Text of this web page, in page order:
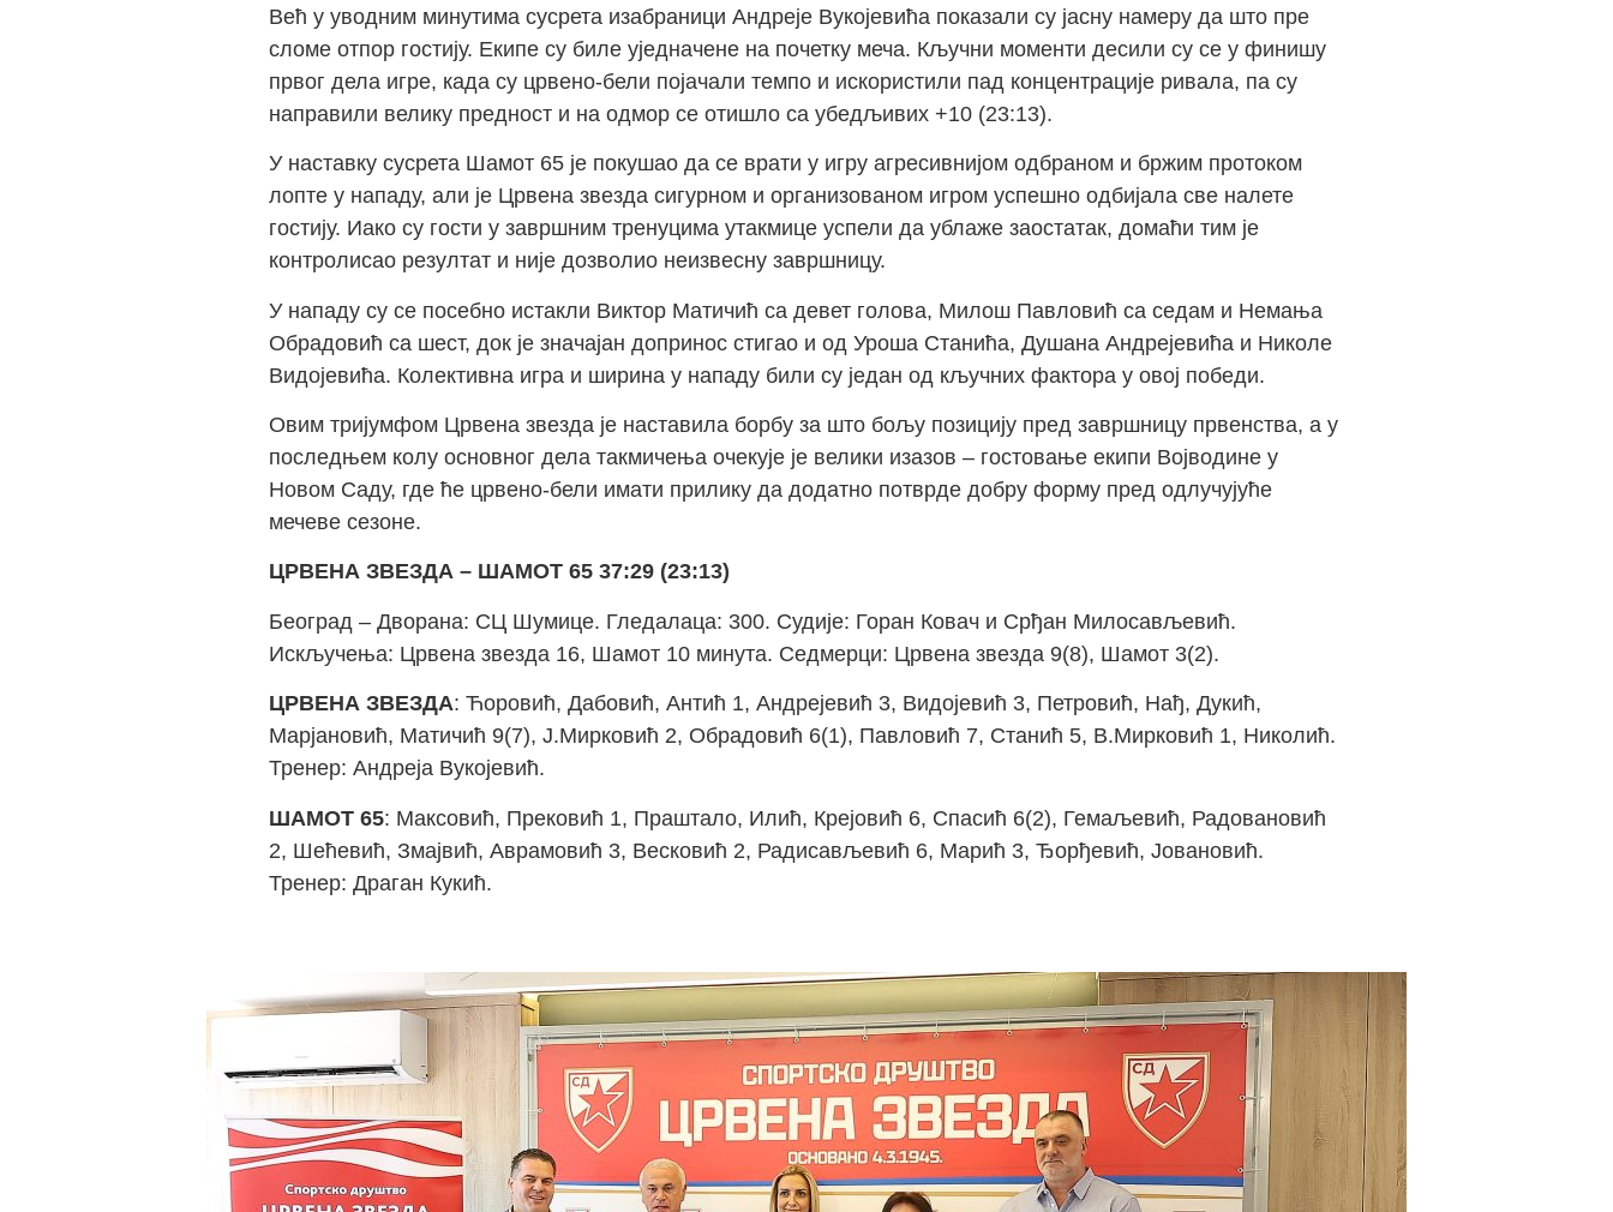
Већ у уводним минутима сусрета изабраници Андреје Вукојевића показали су јасну намеру да што пре
сломе отпор гостију. Екипе су биле уједначене на почетку меча. Кључни моменти десили су се у финишу
првог дела игре, када су црвено-бели појачали темпо и искористили пад концентрације ривала, па су
направили велику предност и на одмор се отишло са убедљивих +10 (23:13).
У наставку сусрета Шамот 65 је покушао да се врати у игру агресивнијом одбраном и бржим протоком
лопте у нападу, али је Црвена звезда сигурном и организованом игром успешно одбијала све налете
гостију. Иако су гости у завршним тренуцима утакмице успели да ублаже заостатак, домаћи тим је
контролисао резултат и није дозволио неизвесну завршницу.
У нападу су се посебно истакли Виктор Матичић са девет голова, Милош Павловић са седам и Немања
Обрадовић са шест, док је значајан допринос стигао и од Уроша Станића, Душана Андрејевића и Николе
Видојевића. Колективна игра и ширина у нападу били су један од кључних фактора у овој победи.
Овим тријумфом Црвена звезда је наставила борбу за што бољу позицију пред завршницу првенства, а у
последњем колу основног дела такмичења очекује је велики изазов – гостовање екипи Војводине у
Новом Саду, где ће црвено-бели имати прилику да додатно потврде добру форму пред одлучујуће
мечеве сезоне.
ЦРВЕНА ЗВЕЗДА – ШАМОТ 65 37:29 (23:13)
Београд – Дворана: СЦ Шумице. Гледалаца: 300. Судије: Горан Ковач и Срђан Милосављевић.
Искључења: Црвена звезда 16, Шамот 10 минута. Седмерци: Црвена звезда 9(8), Шамот 3(2).
ЦРВЕНА ЗВЕЗДА: Ћоровић, Дабовић, Антић 1, Андрејевић 3, Видојевић 3, Петровић, Нађ, Дукић,
Марјановић, Матичић 9(7), Ј.Мирковић 2, Обрадовић 6(1), Павловић 7, Станић 5, В.Мирковић 1, Николић.
Тренер: Андреја Вукојевић.
ШАМОТ 65: Максовић, Прековић 1, Праштало, Илић, Крејовић 6, Спасић 6(2), Гемаљевић, Радовановић
2, Шећевић, Змајвић, Аврамовић 3, Весковић 2, Радисављевић 6, Марић 3, Ђорђевић, Јовановић.
Тренер: Драган Кукић.